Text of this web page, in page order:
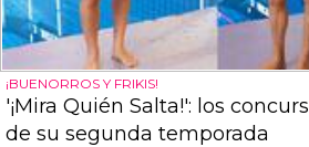
¡BUENORROS Y FRIKIS!
'¡Mira Quién Salta!': los
de su segunda temporada